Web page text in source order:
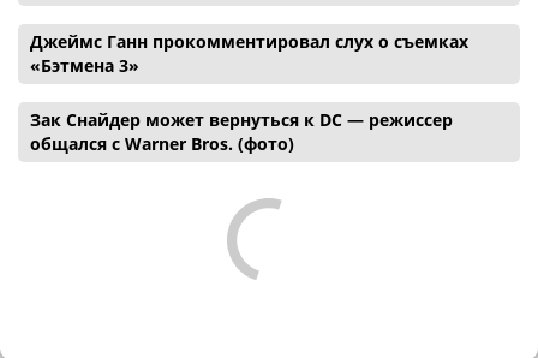
Джеймс Ганн прокомментировал слух о съемках
«Бэтмена 3»
Зак Снайдер может вернуться к DC — режиссер
общался с Warner Bros. (фото)